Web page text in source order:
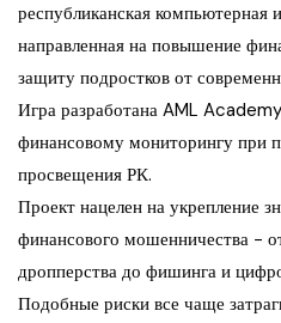
республиканская
направленная на повышение
защиту подростков от
Игра разработана AML
финансовому мониторингу при
просвещения РК.
Проект нацелен на укрепление
финансового мошенничества −
дропперства до фишинга и
Подобные риски все чаще